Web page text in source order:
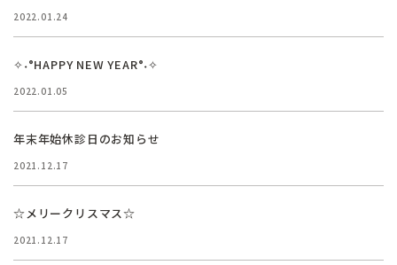
2022.01.24
✧˖°HAPPY NEW YEAR°˖✧
2022.01.05
年末年始休診日のお知らせ
2021.12.17
☆メリークリスマス☆
2021.12.17